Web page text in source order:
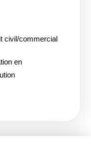
civil/commercial
en